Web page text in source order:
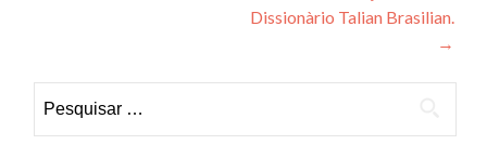
Dissionàrio Talian Brasilian.
→
por: